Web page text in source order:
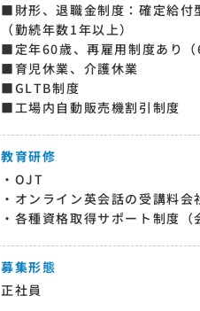
■財形、退職金制度：確定給付
（勤続年数1年以上）
■定年60歳、再雇用制度あり（
■育児休業、介護休業
■GLTB制度
■工場内自動販売機割引制度
教育研修
・OJT
・オンライン英会話の受講料会
・各種資格取得サポート制度（
募集形態
正社員